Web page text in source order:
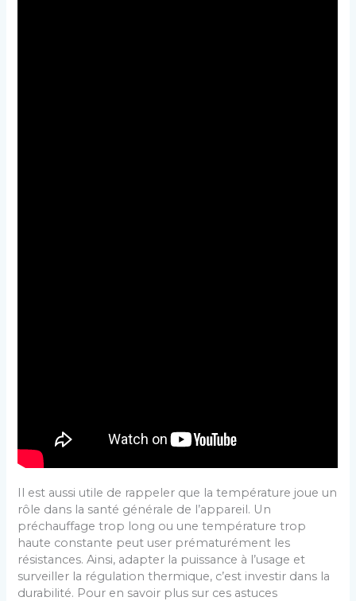
Il est aussi utile de rappeler que la température joue un
rôle dans la santé générale de l’appareil. Un
préchauffage trop long ou une température trop
haute constante peut user prématurément les
résistances. Ainsi, adapter la puissance à l’usage et
surveiller la régulation thermique, c’est investir dans la
durabilité. Pour en savoir plus sur ces astuces